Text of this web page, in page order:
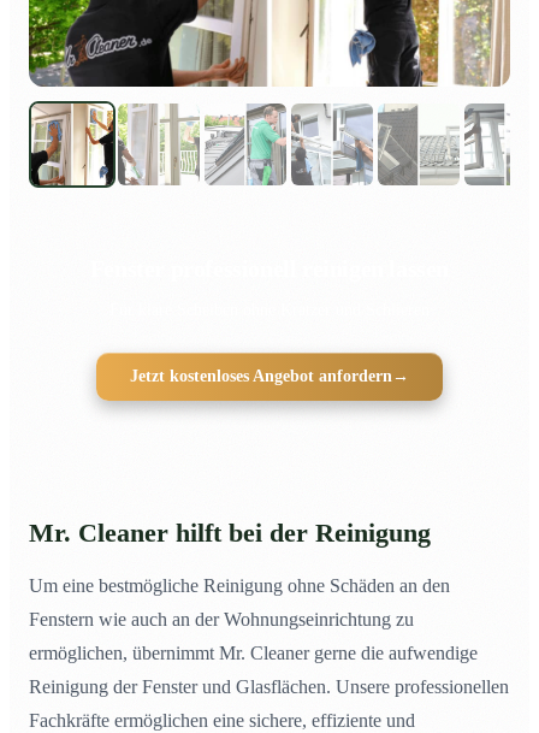
Jetzt kostenloses Angebot anfordern→
Mr. Cleaner hilft bei der Reinigung
Um eine bestmögliche Reinigung ohne Schäden an den
Fenstern wie auch an der Wohnungseinrichtung zu
ermöglichen, übernimmt Mr. Cleaner gerne die aufwendige
Reinigung der Fenster und Glasflächen. Unsere professionellen
Fachkräfte ermöglichen eine sichere, effiziente und